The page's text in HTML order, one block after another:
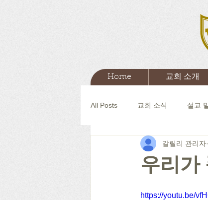
Home 교회 소개
All Posts 교회 소식 설교
우리가
갈릴리 관리자
https://youtu.be/